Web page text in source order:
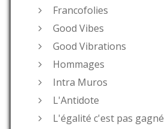
Francofolies
Good Vibes
Good Vibrations
Hommages
Intra Muros
L'Antidote
L'égalité c'est pas gagné